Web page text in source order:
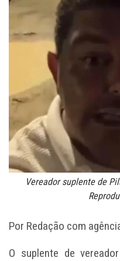
Vereador suplente de
Por Redação com
O suplente de